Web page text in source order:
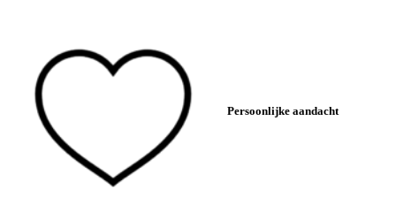
Persoonlijke aandacht